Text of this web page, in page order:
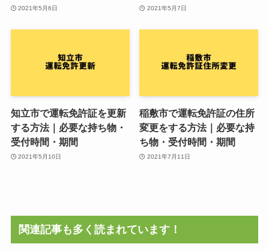
2021年5月6日 2021年5月7日
知立市で運転免許証を更新
する方法｜必要な持ち物・
受付時間・期間
2021年5月10日
稲敷市で運転免許証の住所
変更をする方法｜必要な持
ち物・受付時間・期間
2021年7月11日
関連記事も多く読まれています！